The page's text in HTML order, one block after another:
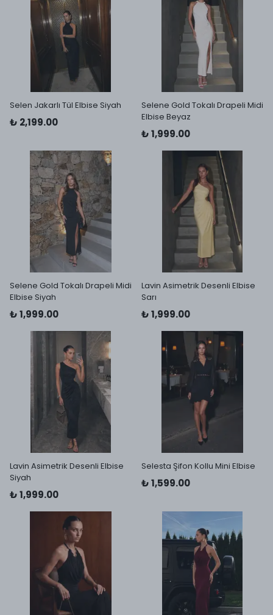
Selen Jakarlı Tül Elbise Siyah
₺ 2,199.00
Selene Gold Tokalı Drapeli Midi
Elbise Beyaz
₺ 1,999.00
Selene Gold Tokalı Drapeli Midi
Elbise Siyah
₺ 1,999.00
Lavin Asimetrik Desenli Elbise
Sarı
₺ 1,999.00
Lavin Asimetrik Desenli Elbise
Siyah
₺ 1,999.00
Selesta Şifon Kollu Mini Elbise
₺ 1,599.00